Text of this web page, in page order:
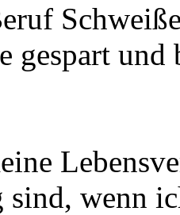
gespart
wenn